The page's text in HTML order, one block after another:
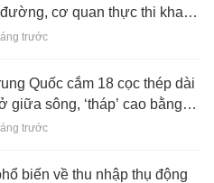
cơ quan thực thi khai
mua sắm vô tội vạ, tổng
trước
Quốc cắm 18 cọc thép dài
giữa sông, ‘tháp’ cao bằng
sắp lộ diện
trước
biến về thu nhập thụ động